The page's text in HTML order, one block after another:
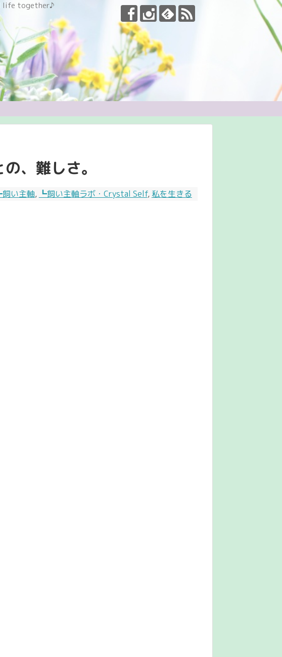
life together♪
、難しさ。
飼い主軸, ┗飼い主軸ラボ・Crystal Self, 私を生きる